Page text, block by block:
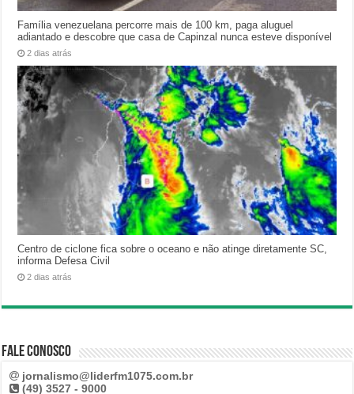
Família venezuelana percorre mais de 100 km, paga aluguel
adiantado e descobre que casa de Capinzal nunca esteve disponível
2 dias atrás
Centro de ciclone fica sobre o oceano e não atinge diretamente SC,
informa Defesa Civil
2 dias atrás
Fale Conosco
jornalismo@liderfm1075.com.br
(49) 3527 - 9000